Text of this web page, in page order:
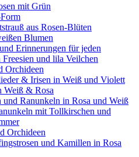
mit Grün
aus Rosen-Blüten
Blumen
Erinnerungen für jeden
und lila Veilchen
Orchideen
& Irisen in Weiß und Violett
Weiß & Rosa
und Ranunkeln in Rosa und Weiß
mit Tollkirschen und
Orchideen
und Kamillen in Rosa